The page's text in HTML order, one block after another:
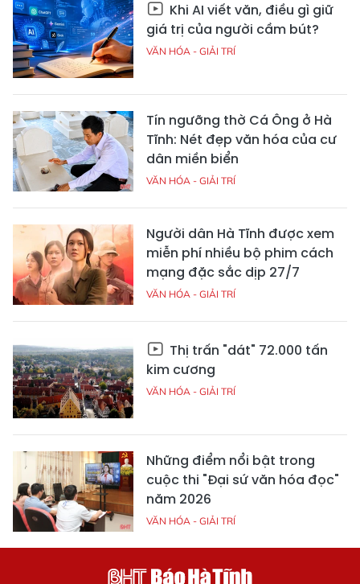
Khi AI viết văn, điều gì giữ
giá trị của người cầm bút?
VĂN HÓA - GIẢI TRÍ
Tín ngưỡng thờ Cá Ông ở Hà
Tĩnh: Nét đẹp văn hóa của cư
dân miền biển
VĂN HÓA - GIẢI TRÍ
Người dân Hà Tĩnh được xem
miễn phí nhiều bộ phim cách
mạng đặc sắc dịp 27/7
VĂN HÓA - GIẢI TRÍ
Thị trấn "dát" 72.000 tấn
kim cương
VĂN HÓA - GIẢI TRÍ
Những điểm nổi bật trong
cuộc thi "Đại sứ văn hóa đọc"
năm 2026
VĂN HÓA - GIẢI TRÍ